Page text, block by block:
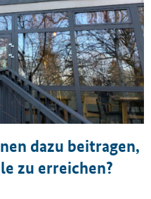
dazu beitragen,
zu erreichen?